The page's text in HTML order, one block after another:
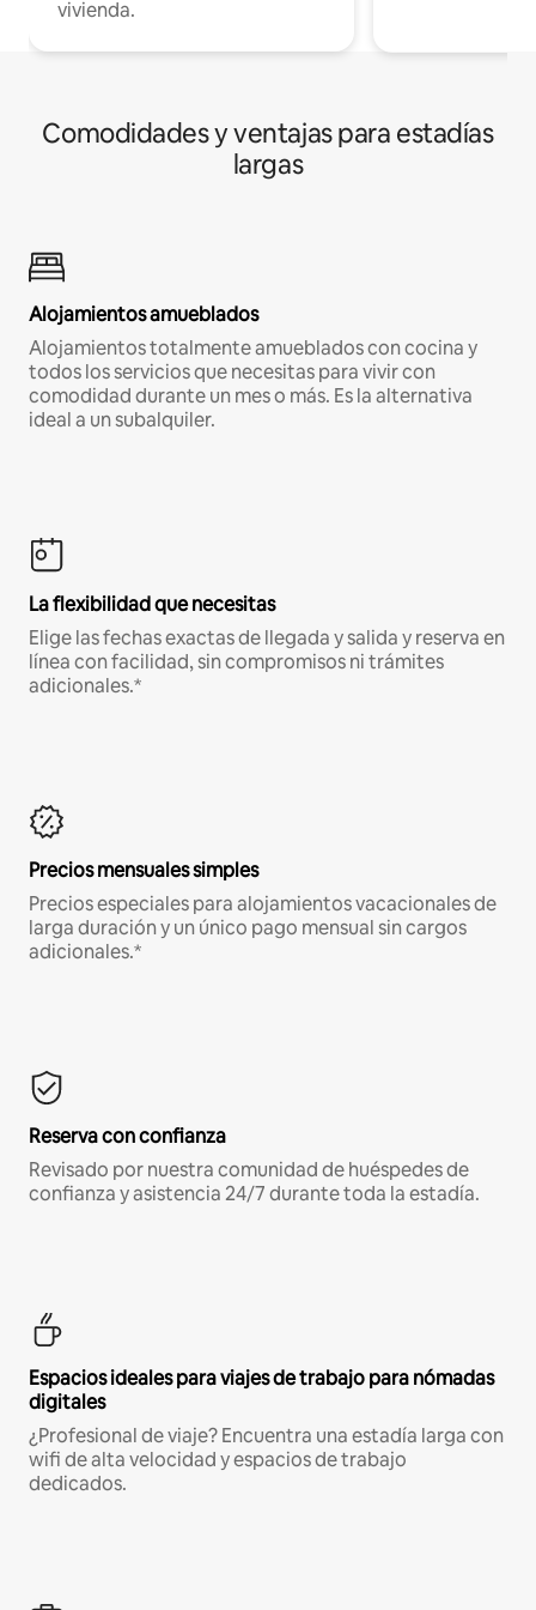
vivienda.
Comodidades y ventajas para estadías
largas
Alojamientos amueblados
Alojamientos totalmente amueblados con cocina y
todos los servicios que necesitas para vivir con
comodidad durante un mes o más. Es la alternativa
ideal a un subalquiler.
La flexibilidad que necesitas
Elige las fechas exactas de llegada y salida y reserva en
línea con facilidad, sin compromisos ni trámites
adicionales.*
Precios mensuales simples
Precios especiales para alojamientos vacacionales de
larga duración y un único pago mensual sin cargos
adicionales.*
Reserva con confianza
Revisado por nuestra comunidad de huéspedes de
confianza y asistencia 24/7 durante toda la estadía.
Espacios ideales para viajes de trabajo para nómadas
digitales
¿Profesional de viaje? Encuentra una estadía larga con
wifi de alta velocidad y espacios de trabajo
dedicados.